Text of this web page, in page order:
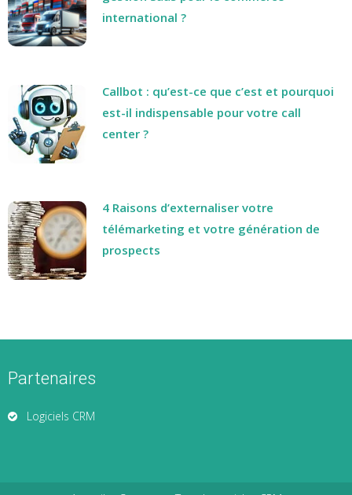
international ?
Callbot : qu’est-ce que c’est et pourquoi
est-il indispensable pour votre call
center ?
4 Raisons d’externaliser votre
télémarketing et votre génération de
prospects
Partenaires
Logiciels CRM